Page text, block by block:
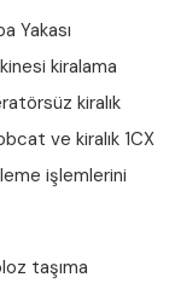
Yakası
kiralama
kiralık
ve kiralık 1CX
işlemlerini
taşıma